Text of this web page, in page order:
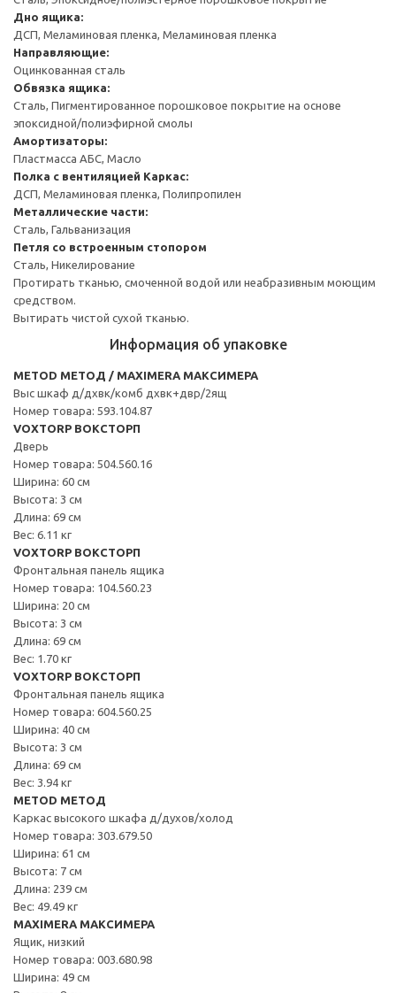
Дно ящика:
ДСП, Меламиновая пленка, Меламиновая пленка
Направляющие:
Оцинкованная сталь
Обвязка ящика:
Сталь, Пигментированное порошковое покрытие на основе
эпоксидной/полиэфирной смолы
Амортизаторы:
Пластмасса АБС, Масло
Полка с вентиляцией Каркас:
ДСП, Меламиновая пленка, Полипропилен
Металлические части:
Сталь, Гальванизация
Петля со встроенным стопором
Сталь, Никелирование
Протирать тканью, смоченной водой или неабразивным моющим
средством.
Вытирать чистой сухой тканью.
Информация об упаковке
METOD МЕТОД / MAXIMERA МАКСИМЕРА
Выс шкаф д/дхвк/комб дхвк+двр/2ящ
Номер товара: 593.104.87
VOXTORP ВОКСТОРП
Дверь
Номер товара: 504.560.16
Ширина: 60 см
Высота: 3 см
Длина: 69 см
Вес: 6.11 кг
VOXTORP ВОКСТОРП
Фронтальная панель ящика
Номер товара: 104.560.23
Ширина: 20 см
Высота: 3 см
Длина: 69 см
Вес: 1.70 кг
VOXTORP ВОКСТОРП
Фронтальная панель ящика
Номер товара: 604.560.25
Ширина: 40 см
Высота: 3 см
Длина: 69 см
Вес: 3.94 кг
METOD МЕТОД
Каркас высокого шкафа д/духов/холод
Номер товара: 303.679.50
Ширина: 61 см
Высота: 7 см
Длина: 239 см
Вес: 49.49 кг
MAXIMERA МАКСИМЕРА
Ящик, низкий
Номер товара: 003.680.98
Ширина: 49 см